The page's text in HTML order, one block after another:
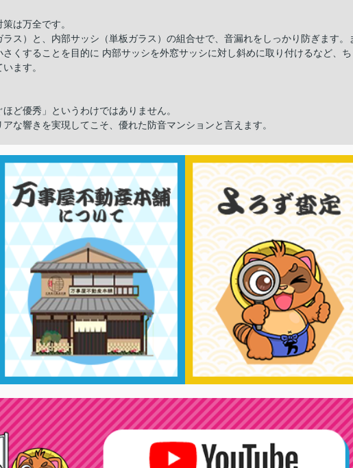
は万全です。
ス）と、内部サッシ（単板ガラス）の組合せで、音漏れをしっかり防ぎます。
くすることを目的に 内部サッシを外窓サッシに対し斜めに取り付けるなど、
ます。
ど優秀」というわけではありません。
な響きを実現してこそ、優れた防音マンションと言えます。